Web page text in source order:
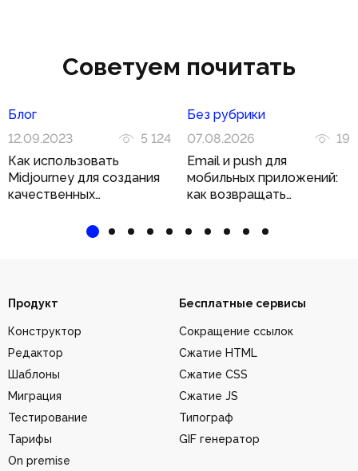
Советуем почитать
Блог
12.09.2023
5 124
Как использовать
Midjourney для создания
качественных
Без рубрики
07.08.2026
19
Email и push для
мобильных приложений:
как возвращать
каналами
Продукт
Конструктор
Редактор
Шаблоны
Миграция
Тестирование
Тарифы
On premise
Бесплатные сервисы
Сокращение ссылок
Сжатие HTML
Сжатие CSS
Сжатие JS
Типограф
GIF генератор